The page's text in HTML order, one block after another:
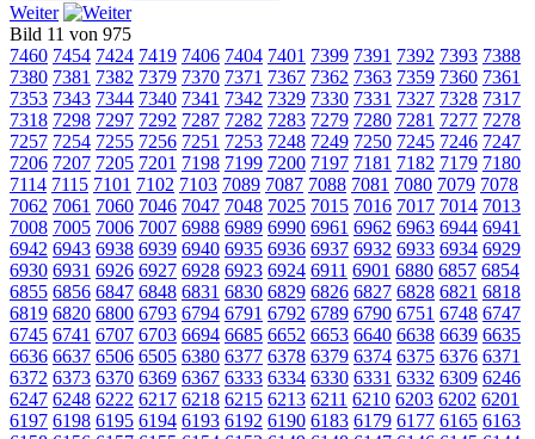
Weiter
Bild 11 von 975
7460 7454 7424 7419 7406 7404 7401 7399 7391 7392 7393 7388
7380 7381 7382 7379 7370 7371 7367 7362 7363 7359 7360 7361
7353 7343 7344 7340 7341 7342 7329 7330 7331 7327 7328 7317
7318 7298 7297 7292 7287 7282 7283 7279 7280 7281 7277 7278
7257 7254 7255 7256 7251 7253 7248 7249 7250 7245 7246 7247
7206 7207 7205 7201 7198 7199 7200 7197 7181 7182 7179 7180
7114 7115 7101 7102 7103 7089 7087 7088 7081 7080 7079 7078
7062 7061 7060 7046 7047 7048 7025 7015 7016 7017 7014 7013
7008 7005 7006 7007 6988 6989 6990 6961 6962 6963 6944 6941
6942 6943 6938 6939 6940 6935 6936 6937 6932 6933 6934 6929
6930 6931 6926 6927 6928 6923 6924 6911 6901 6880 6857 6854
6855 6856 6847 6848 6831 6830 6829 6826 6827 6828 6821 6818
6819 6820 6800 6793 6794 6791 6792 6789 6790 6751 6748 6747
6745 6741 6707 6703 6694 6685 6652 6653 6640 6638 6639 6635
6636 6637 6506 6505 6380 6377 6378 6379 6374 6375 6376 6371
6372 6373 6370 6369 6367 6333 6334 6330 6331 6332 6309 6246
6247 6248 6222 6217 6218 6215 6213 6211 6210 6203 6202 6201
6197 6198 6195 6194 6193 6192 6190 6183 6179 6177 6165 6163